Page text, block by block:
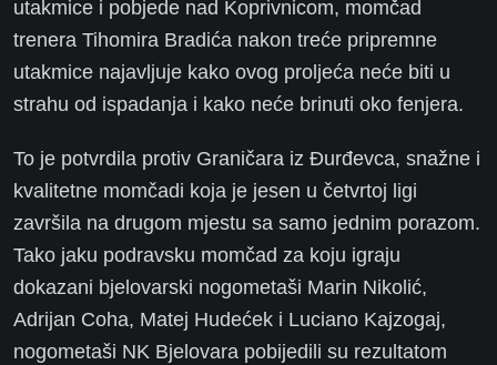
utakmice i pobjede nad Koprivnicom, momčad
trenera Tihomira Bradića nakon treće pripremne
utakmice najavljuje kako ovog proljeća neće biti u
strahu od ispadanja i kako neće brinuti oko fenjera.
To je potvrdila protiv Graničara iz Đurđevca, snažne i
kvalitetne momčadi koja je jesen u četvrtoj ligi
završila na drugom mjestu sa samo jednim porazom.
Tako jaku podravsku momčad za koju igraju
dokazani bjelovarski nogometaši Marin Nikolić,
Adrijan Coha, Matej Hudećek i Luciano Kajzogaj,
nogometaši NK Bjelovara pobijedili su rezultatom